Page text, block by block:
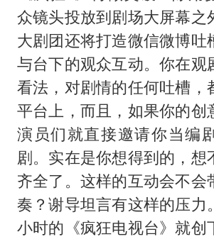
众镜头投放到剧场大屏幕之
大剧团还将打造微信微博吐
与台下的观众互动。你在观
看法，对剧情的任何吐槽，
平台上，而且，如果你的创
演员们就直接邀请你当编
剧。实在是你想得到的，想
齐全了。这样的互动会不会
奏？谢导坦言有这样的压力
小时的《疯狂电视台》就创